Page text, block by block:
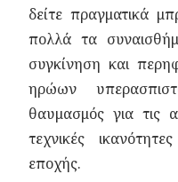
δείτε πραγματικά
πολλά τα
συγκίνηση και
ηρώων
θαυμασμός για τις
τεχνικές
εποχής.